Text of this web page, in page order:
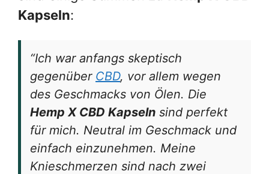
Kapseln:
“Ich war anfangs skeptisch
gegenüber CBD, vor allem wegen
des Geschmacks von Ölen. Die
Hemp X CBD Kapseln sind perfekt
für mich. Neutral im Geschmack und
einfach einzunehmen. Meine
Knieschmerzen sind nach zwei